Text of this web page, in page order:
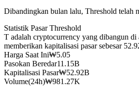
Dibandingkan bulan lalu, Threshold telah
Statistik Pasar Threshold
T adalah cryptocurrency yang dibangun
memberikan kapitalisasi pasar sebesar
Harga Saat Ini₩5.05
Pasokan Beredar11.15B
Kapitalisasi Pasar₩52.92B
Volume(24h)₩981.27K